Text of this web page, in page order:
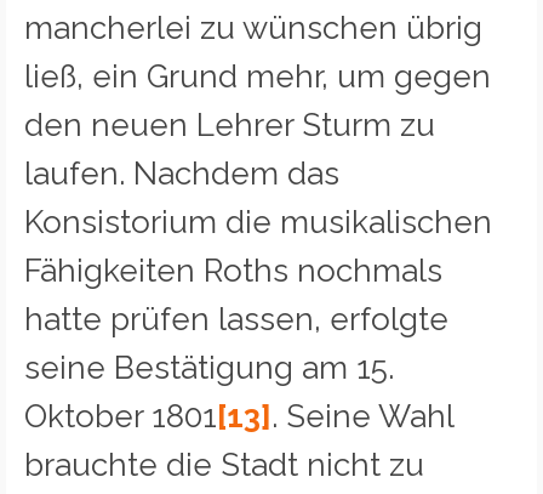
mancherlei zu wünschen übrig
ließ, ein Grund mehr, um gegen
den neuen Lehrer Sturm zu
laufen. Nachdem das
Konsistorium die musikalischen
Fähigkeiten Roths nochmals
hatte prüfen lassen, erfolgte
seine Bestätigung am 15.
Oktober 1801[13]. Seine Wahl
brauchte die Stadt nicht zu